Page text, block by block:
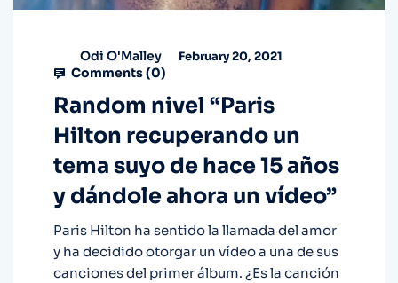
Odi O'Malley February 20, 2021
Comments (0)
Random nivel “Paris
Hilton recuperando un
tema suyo de hace 15 años
y dándole ahora un vídeo”
Paris Hilton ha sentido la llamada del amor
y ha decidido otorgar un vídeo a una de sus
canciones del primer álbum. ¿Es la canción